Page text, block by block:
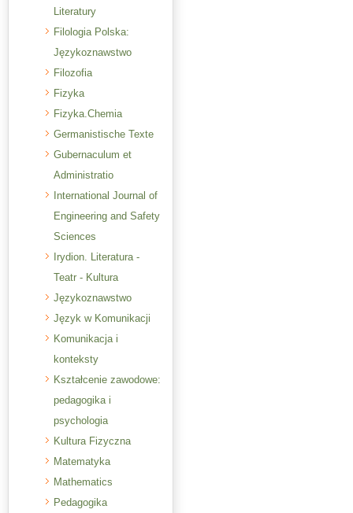
Literatury
Filologia Polska:
Językoznawstwo
Filozofia
Fizyka
Fizyka.Chemia
Germanistische Texte
Gubernaculum et
Administratio
International Journal of
Engineering and Safety
Sciences
Irydion. Literatura -
Teatr - Kultura
Językoznawstwo
Język w Komunikacji
Komunikacja i
konteksty
Kształcenie zawodowe:
pedagogika i
psychologia
Kultura Fizyczna
Matematyka
Mathematics
Pedagogika